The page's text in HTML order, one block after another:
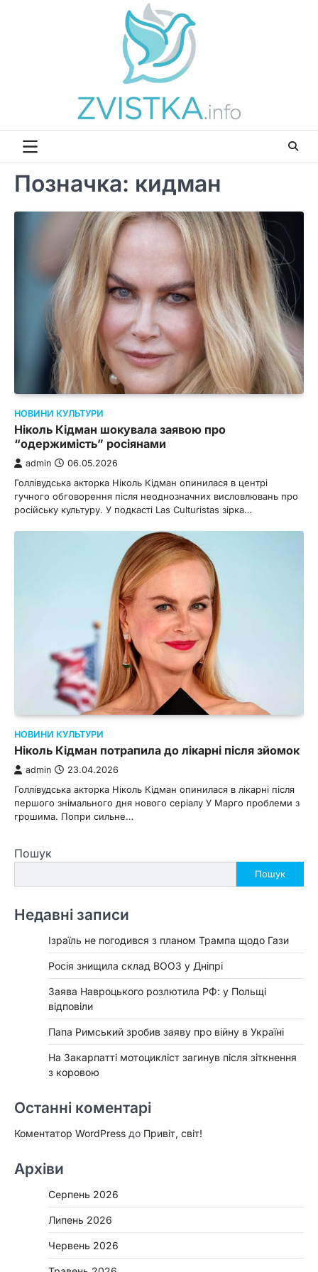
Позначка: кидман
НОВИНИ КУЛЬТУРИ
Ніколь Кідман шокувала заявою про
“одержимість” росіянами
admin 06.05.2026
Голлівудська акторка Ніколь Кідман опинилася в центрі
гучного обговорення після неоднозначних висловлювань про
російську культуру. У подкасті Las Culturistas зірка…
НОВИНИ КУЛЬТУРИ
Ніколь Кідман потрапила до лікарні після зйомок
admin 23.04.2026
Голлівудська акторка Ніколь Кідман опинилася в лікарні після
першого знімального дня нового серіалу У Марго проблеми з
грошима. Попри сильне…
Пошук
Пошук
Недавні записи
Ізраїль не погодився з планом Трампа щодо Гази
Росія знищила склад ВООЗ у Дніпрі
Заява Навроцького розлютила РФ: у Польщі
відповіли
Папа Римський зробив заяву про війну в Україні
На Закарпатті мотоцикліст загинув після зіткнення
з коровою
Останні коментарі
Коментатор WordPress до Привіт, світ!
Архіви
Серпень 2026
Липень 2026
Червень 2026